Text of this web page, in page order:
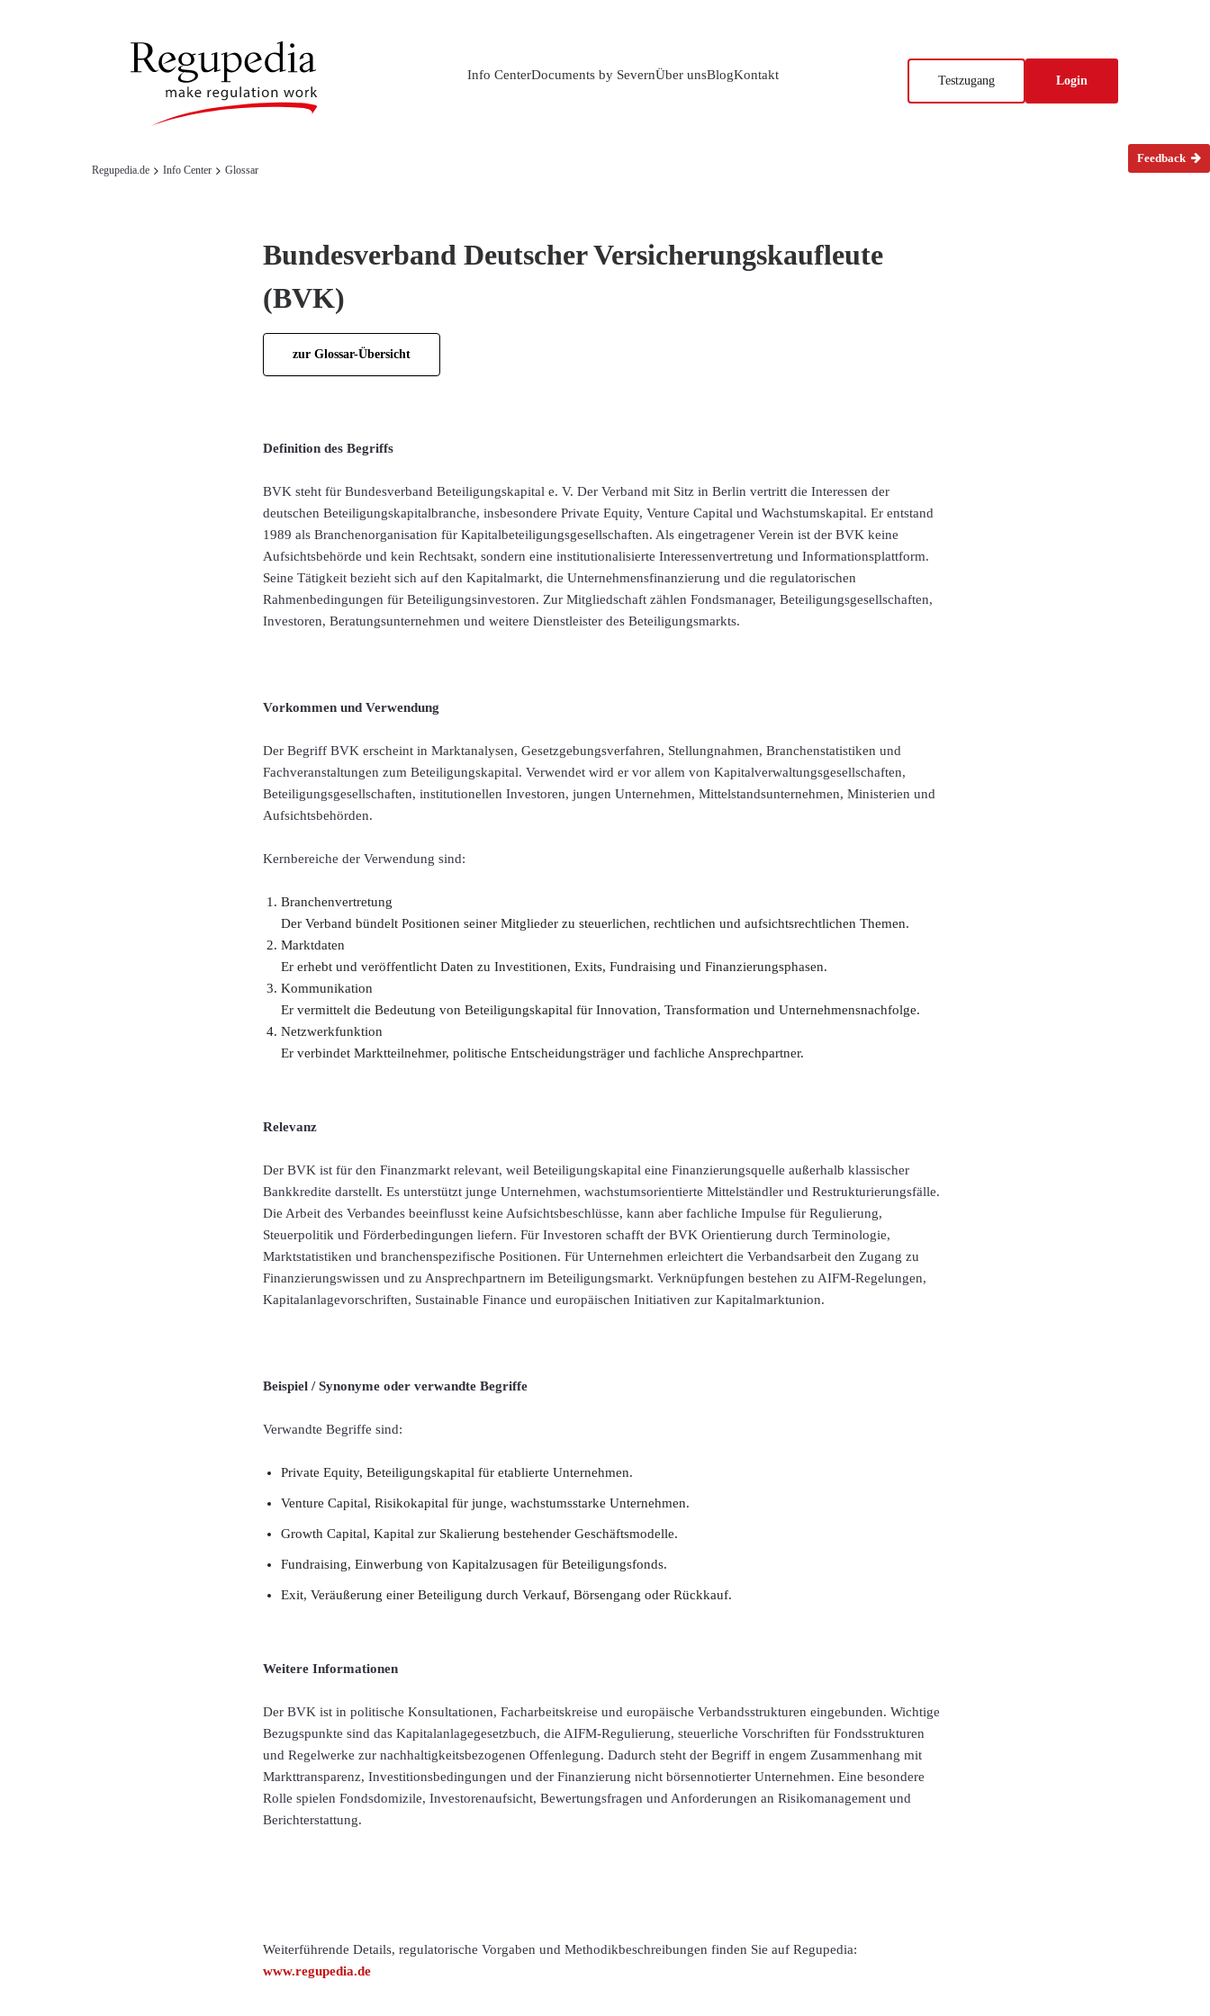
Testzugang Login
Info CenterDocuments by SevernÜber unsBlogKontakt
Regupedia.de Info Center Glossar
Feedback
Bundesverband Deutscher Versicherungskaufleute
(BVK)
zur Glossar-Übersicht
Definition des Begriffs
BVK steht für Bundesverband Beteiligungskapital e. V. Der Verband mit Sitz in Berlin vertritt die Interessen der
deutschen Beteiligungskapitalbranche, insbesondere Private Equity, Venture Capital und Wachstumskapital. Er entstand
1989 als Branchenorganisation für Kapitalbeteiligungsgesellschaften. Als eingetragener Verein ist der BVK keine
Aufsichtsbehörde und kein Rechtsakt, sondern eine institutionalisierte Interessenvertretung und Informationsplattform.
Seine Tätigkeit bezieht sich auf den Kapitalmarkt, die Unternehmensfinanzierung und die regulatorischen
Rahmenbedingungen für Beteiligungsinvestoren. Zur Mitgliedschaft zählen Fondsmanager, Beteiligungsgesellschaften,
Investoren, Beratungsunternehmen und weitere Dienstleister des Beteiligungsmarkts.
Vorkommen und Verwendung
Der Begriff BVK erscheint in Marktanalysen, Gesetzgebungsverfahren, Stellungnahmen, Branchenstatistiken und
Fachveranstaltungen zum Beteiligungskapital. Verwendet wird er vor allem von Kapitalverwaltungsgesellschaften,
Beteiligungsgesellschaften, institutionellen Investoren, jungen Unternehmen, Mittelstandsunternehmen, Ministerien und
Aufsichtsbehörden.
Kernbereiche der Verwendung sind:
Branchenvertretung
Der Verband bündelt Positionen seiner Mitglieder zu steuerlichen, rechtlichen und aufsichtsrechtlichen Themen.
Marktdaten
Er erhebt und veröffentlicht Daten zu Investitionen, Exits, Fundraising und Finanzierungsphasen.
Kommunikation
Er vermittelt die Bedeutung von Beteiligungskapital für Innovation, Transformation und Unternehmensnachfolge.
Netzwerkfunktion
Er verbindet Marktteilnehmer, politische Entscheidungsträger und fachliche Ansprechpartner.
Relevanz
Der BVK ist für den Finanzmarkt relevant, weil Beteiligungskapital eine Finanzierungsquelle außerhalb klassischer
Bankkredite darstellt. Es unterstützt junge Unternehmen, wachstumsorientierte Mittelständler und Restrukturierungsfälle.
Die Arbeit des Verbandes beeinflusst keine Aufsichtsbeschlüsse, kann aber fachliche Impulse für Regulierung,
Steuerpolitik und Förderbedingungen liefern. Für Investoren schafft der BVK Orientierung durch Terminologie,
Marktstatistiken und branchenspezifische Positionen. Für Unternehmen erleichtert die Verbandsarbeit den Zugang zu
Finanzierungswissen und zu Ansprechpartnern im Beteiligungsmarkt. Verknüpfungen bestehen zu AIFM-Regelungen,
Kapitalanlagevorschriften, Sustainable Finance und europäischen Initiativen zur Kapitalmarktunion.
Beispiel / Synonyme oder verwandte Begriffe
Verwandte Begriffe sind:
Private Equity, Beteiligungskapital für etablierte Unternehmen.
Venture Capital, Risikokapital für junge, wachstumsstarke Unternehmen.
Growth Capital, Kapital zur Skalierung bestehender Geschäftsmodelle.
Fundraising, Einwerbung von Kapitalzusagen für Beteiligungsfonds.
Exit, Veräußerung einer Beteiligung durch Verkauf, Börsengang oder Rückkauf.
Weitere Informationen
Der BVK ist in politische Konsultationen, Facharbeitskreise und europäische Verbandsstrukturen eingebunden. Wichtige
Bezugspunkte sind das Kapitalanlagegesetzbuch, die AIFM-Regulierung, steuerliche Vorschriften für Fondsstrukturen
und Regelwerke zur nachhaltigkeitsbezogenen Offenlegung. Dadurch steht der Begriff in engem Zusammenhang mit
Markttransparenz, Investitionsbedingungen und der Finanzierung nicht börsennotierter Unternehmen. Eine besondere
Rolle spielen Fondsdomizile, Investorenaufsicht, Bewertungsfragen und Anforderungen an Risikomanagement und
Berichterstattung.
Weiterführende Details, regulatorische Vorgaben und Methodikbeschreibungen finden Sie auf Regupedia:
www.regupedia.de